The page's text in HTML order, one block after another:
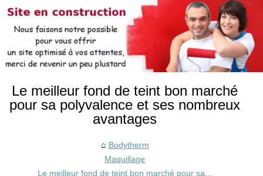
Le meilleur fond de teint bon marché
pour sa polyvalence et ses nombreux
avantages
Bodytherm
Maquillage
Le meilleur fond de teint bon marché pour sa...